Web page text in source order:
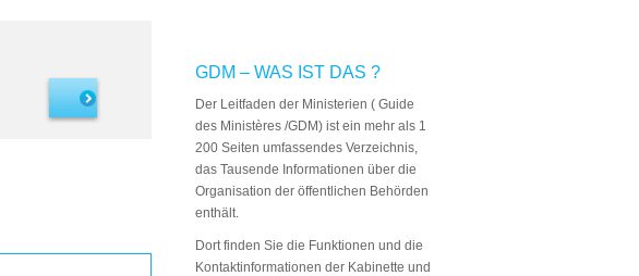
GDM – WAS IST DAS ?
Der Leitfaden der Ministerien ( Guide
des Ministères /GDM) ist ein mehr als 1
200 Seiten umfassendes Verzeichnis,
das Tausende Informationen über die
Organisation der öffentlichen Behörden
enthält.
Dort finden Sie die Funktionen und die
Kontaktinformationen der Kabinette und